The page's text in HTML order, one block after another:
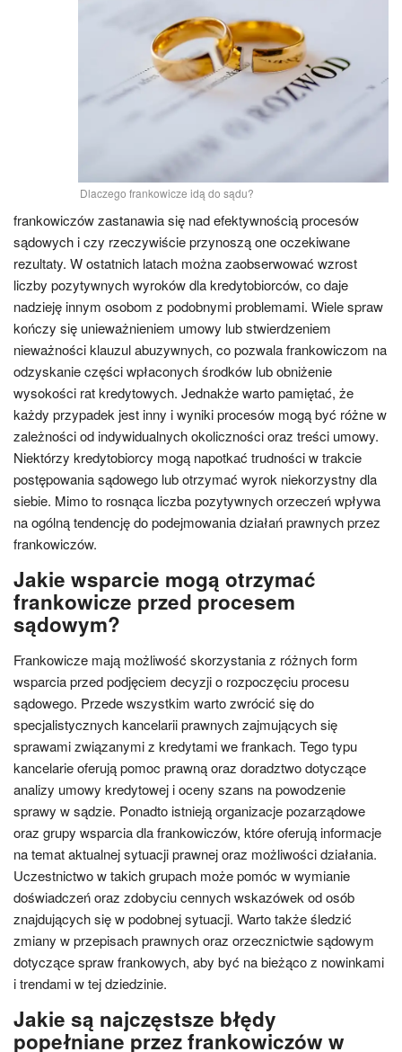
Dlaczego frankowicze idą do sądu?
frankowiczów zastanawia się nad efektywnością procesów
sądowych i czy rzeczywiście przynoszą one oczekiwane
rezultaty. W ostatnich latach można zaobserwować wzrost
liczby pozytywnych wyroków dla kredytobiorców, co daje
nadzieję innym osobom z podobnymi problemami. Wiele spraw
kończy się unieważnieniem umowy lub stwierdzeniem
nieważności klauzul abuzywnych, co pozwala frankowiczom na
odzyskanie części wpłaconych środków lub obniżenie
wysokości rat kredytowych. Jednakże warto pamiętać, że
każdy przypadek jest inny i wyniki procesów mogą być różne w
zależności od indywidualnych okoliczności oraz treści umowy.
Niektórzy kredytobiorcy mogą napotkać trudności w trakcie
postępowania sądowego lub otrzymać wyrok niekorzystny dla
siebie. Mimo to rosnąca liczba pozytywnych orzeczeń wpływa
na ogólną tendencję do podejmowania działań prawnych przez
frankowiczów.
Jakie wsparcie mogą otrzymać
frankowicze przed procesem
sądowym?
Frankowicze mają możliwość skorzystania z różnych form
wsparcia przed podjęciem decyzji o rozpoczęciu procesu
sądowego. Przede wszystkim warto zwrócić się do
specjalistycznych kancelarii prawnych zajmujących się
sprawami związanymi z kredytami we frankach. Tego typu
kancelarie oferują pomoc prawną oraz doradztwo dotyczące
analizy umowy kredytowej i oceny szans na powodzenie
sprawy w sądzie. Ponadto istnieją organizacje pozarządowe
oraz grupy wsparcia dla frankowiczów, które oferują informacje
na temat aktualnej sytuacji prawnej oraz możliwości działania.
Uczestnictwo w takich grupach może pomóc w wymianie
doświadczeń oraz zdobyciu cennych wskazówek od osób
znajdujących się w podobnej sytuacji. Warto także śledzić
zmiany w przepisach prawnych oraz orzecznictwie sądowym
dotyczące spraw frankowych, aby być na bieżąco z nowinkami
i trendami w tej dziedzinie.
Jakie są najczęstsze błędy
popełniane przez frankowiczów w